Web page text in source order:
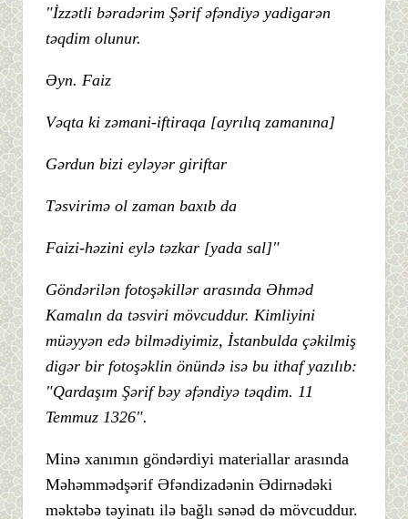
"İzzətli bəradərim Şərif əfəndiyə yadigarən
təqdim olunur.
Əyn. Faiz
Vəqta ki zəmani-iftiraqa [ayrılıq zamanına]
Gərdun bizi eyləyər giriftar
Təsvirimə ol zaman baxıb da
Faizi-həzini eylə təzkar [yada sal]"
Göndərilən fotoşəkillər arasında Əhməd
Kamalın da təsviri mövcuddur. Kimliyini
müəyyən edə bilmədiyimiz, İstanbulda çəkilmiş
digər bir fotoşəklin önündə isə bu ithaf yazılıb:
"Qardaşım Şərif bəy əfəndiyə təqdim. 11
Temmuz 1326".
Minə xanımın göndərdiyi materiallar arasında
Məhəmmədşərif Əfəndizadənin Ədirnədəki
məktəbə təyinatı ilə bağlı sənəd də mövcuddur.